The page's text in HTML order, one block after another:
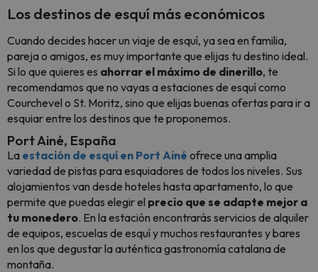
Los destinos de esquí más económicos
Cuando decides hacer un viaje de esquí, ya sea en familia,
pareja o amigos, es muy importante que elijas tu destino ideal.
Si lo que quieres es ahorrar el máximo de dinerillo, te
recomendamos que no vayas a estaciones de esquí como
Courchevel o St. Moritz, sino que elijas buenas ofertas para ir a
esquiar entre los destinos que te proponemos.
Port Ainé, España
La estación de esquí en Port Ainé ofrece una amplia
variedad de pistas para esquiadores de todos los niveles. Sus
alojamientos van desde hoteles hasta apartamento, lo que
permite que puedas elegir el precio que se adapte mejor a
tu monedero. En la estación encontrarás servicios de alquiler
de equipos, escuelas de esquí y muchos restaurantes y bares
en los que degustar la auténtica gastronomía catalana de
montaña.